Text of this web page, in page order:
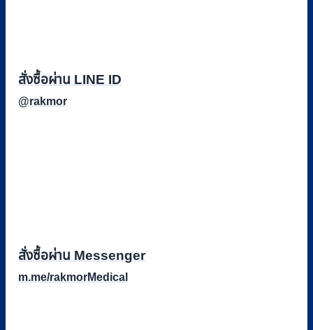
สั่งซื้อผ่าน LINE ID
@rakmor
สั่งซื้อผ่าน Messenger
m.me/rakmorMedical